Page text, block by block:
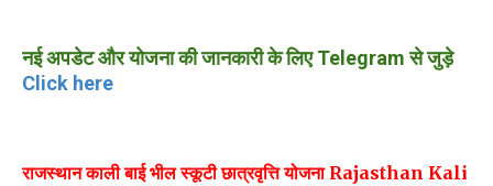
नई अपडेट और योजना की जानकारी के लिए Telegram से जुड़े
Click here
राजस्थान काली बाई भील स्कूटी छात्रवृत्ति योजना Rajasthan Kali